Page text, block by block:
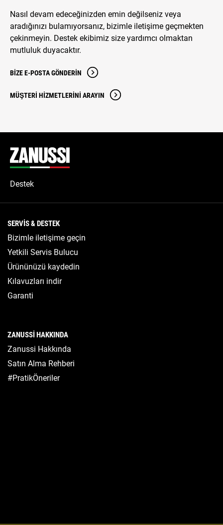
Nasıl devam edeceğinizden emin değilseniz veya
aradığınızı bulamıyorsanız, bizimle iletişime geçmekten
çekinmeyin. Destek ekibimiz size yardımcı olmaktan
mutluluk duyacaktır.
BIZE E-POSTA GÖNDERIN
MÜŞTERI HIZMETLERINI ARAYIN
Destek
SERVIS & DESTEK
Bizimle iletişime geçin
Yetkili Servis Bulucu
Ürününüzü kaydedin
Kılavuzları indir
Garanti
ZANUSSI HAKKINDA
Zanussi Hakkında
Satın Alma Rehberi
#PratikÖneriler